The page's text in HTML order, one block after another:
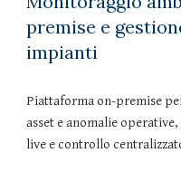
premise e
impianti
Piattaforma on-premise
asset e anomalie
live e controllo